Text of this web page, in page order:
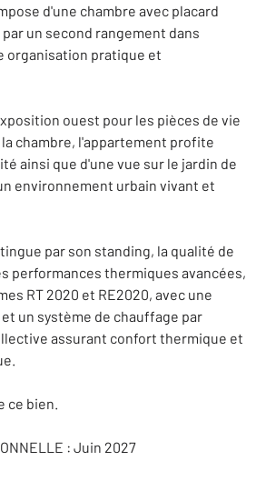
d'une chambre avec placard
un second rangement dans
organisation pratique et
ouest pour les pièces de vie
chambre, l'appartement profite
ainsi que d'une vue sur le jardin de
environnement urbain vivant et
par son standing, la qualité de
performances thermiques avancées,
RT 2020 et RE2020, avec une
un système de chauffage par
assurant confort thermique et
ce bien.
: Juin 2027